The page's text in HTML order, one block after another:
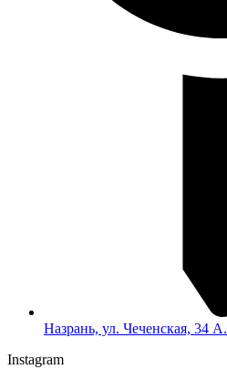
Назрань, ул. Чеченская, 34 А.
Instagram